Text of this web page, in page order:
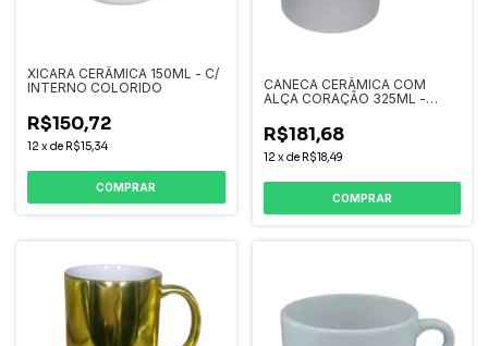
XICARA CERÂMICA 150ML - C/
INTERNO COLORIDO
R$150,72
12 xde R$15,34
COMPRAR
CANECA CERÂMICA COM
ALÇA CORAÇÃO 325ML -
ALÇA COLORIDA
R$181,68
12 x de R$18,49
COMPRAR